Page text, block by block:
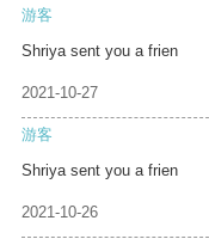
游客
Shriya sent you a frien
2021-10-27
游客
Shriya sent you a frien
2021-10-26